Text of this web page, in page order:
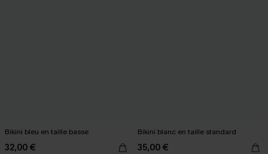
Bikini bleu en taille basse
32,00 €
Bikini blanc en taille standard
35,00 €